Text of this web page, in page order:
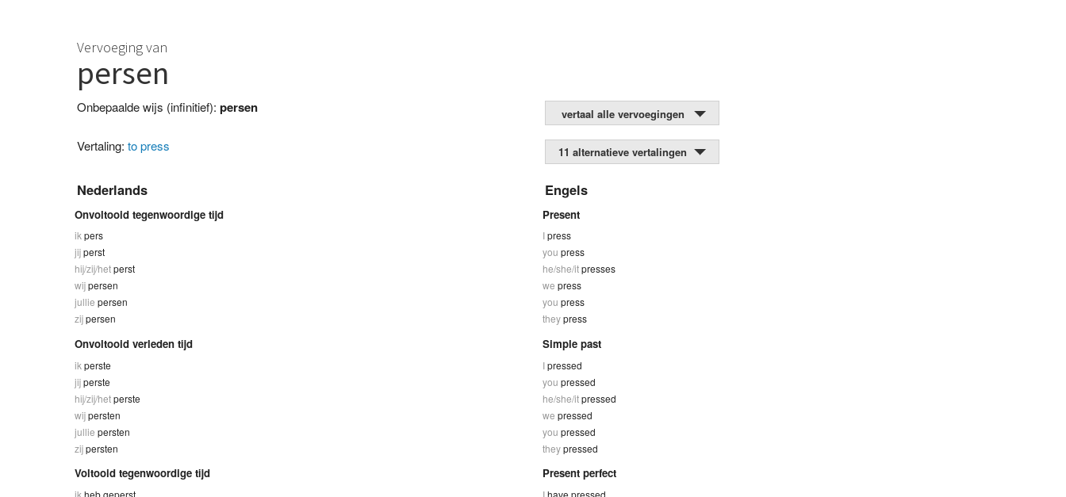
Vervoeging van
persen
Onbepaalde wijs (infinitief): persen vertaal alle vervoegingen
Vertaling: to press 11 alternatieve vertalingen
Nederlands Engels
Onvoltooid tegenwoordige tijd
ik pers
jijperst
hij/zij/hetperst
wijpersen
jullie persen
zijpersen
Present
Ipress
you press
he/she/itpresses
we press
you press
theypress
Onvoltooid verleden tijd
ik perste
jijperste
hij/zij/hetperste
wijpersten
jullie persten
zijpersten
Simple past
Ipressed
you pressed
he/she/itpressed
we pressed
you pressed
theypressed
Voltooid tegenwoordige tijd
ik heb geperst
Present perfect
Ihave pressed